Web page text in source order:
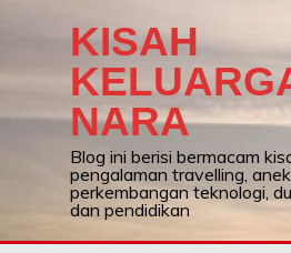
KISAH
NARA
Blog ini berisi bermacam
pengalaman travelling,
perkembangan teknologi,
dan pendidikan